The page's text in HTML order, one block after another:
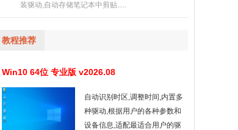
装驱动,自动存储笔记本中剪贴.....
教程推荐
Win10 64位 专业版 v2026.08
自动识别时区,调整时间,内置多
种驱动,根据用户的各种参数和
设备信息,适配最适合用户的驱